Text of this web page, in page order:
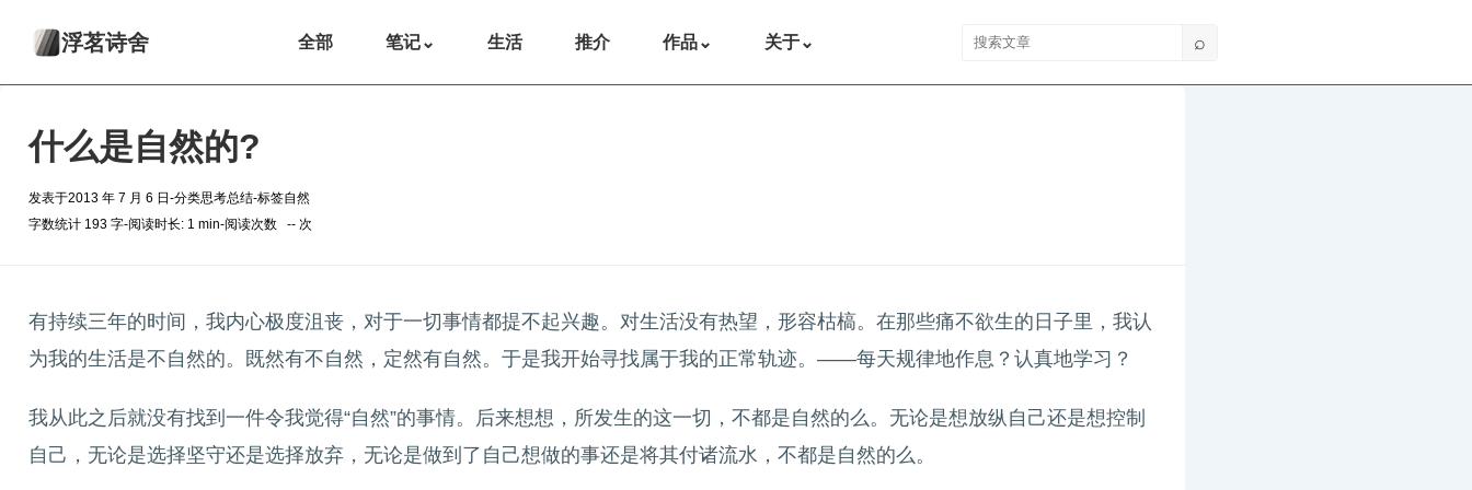
浮茗诗舍 全部 笔记⌄ 生活 推介 作品⌄ 关于⌄ 搜索文章 ⌕
什么是自然的?
发表于2013 年 7 月 6 日 -分类思考总结-标签自然
字数统计 193 字-阅读时长: 1 min-阅读次数 -- 次
有持续三年的时间，我内心极度沮丧，对于一切事情都提不起兴趣。对生活没有热望，形容枯槁。在那些痛不欲生的日子里，我认
为我的生活是不自然的。既然有不自然，定然有自然。于是我开始寻找属于我的正常轨迹。——每天规律地作息？认真地学习？
我从此之后就没有找到一件令我觉得“自然”的事情。后来想想，所发生的这一切，不都是自然的么。无论是想放纵自己还是想控制
自己，无论是选择坚守还是选择放弃，无论是做到了自己想做的事还是将其付诸流水，不都是自然的么。